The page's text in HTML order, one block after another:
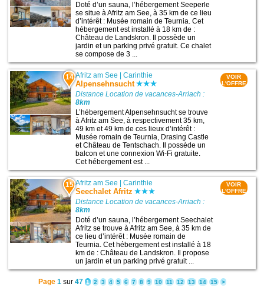
Doté d’un sauna, l’hébergement Seeperle
se situe à Afritz am See, à 35 km de ce lieu
d’intérêt : Musée romain de Teurnia. Cet
hébergement est installé à 18 km de :
Château de Landskron. Il possède un
jardin et un parking privé gratuit. Ce chalet
se compose de 3 ...
14 Afritz am See |Carinthie
Alpensehnsucht
Distance Location de vacances-Arriach :
8km
L’hébergement Alpensehnsucht se trouve
à Afritz am See, à respectivement 35 km,
49 km et 49 km de ces lieux d’intérêt :
Musée romain de Teurnia, Drasing Castle
et Château de Tentschach. Il possède un
balcon et une connexion Wi-Fi gratuite.
Cet hébergement est ...
VOIR
L'OFFRE
15 Afritz am See |Carinthie
Seechalet Afritz
Distance Location de vacances-Arriach :
8km
Doté d’un sauna, l’hébergement Seechalet
Afritz se trouve à Afritz am See, à 35 km de
ce lieu d’intérêt : Musée romain de
Teurnia. Cet hébergement est installé à 18
km de : Château de Landskron. Il propose
un jardin et un parking privé gratuit ...
VOIR
L'OFFRE
Page 1sur 47 1 2 3 4 5 6 7 8 9 10 11 12 13 14 15 >